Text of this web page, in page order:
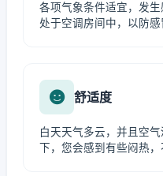
各项气象条件适宜，发
处于空调房间中，以防感
舒适度
白天天气多云，并且空
下，您会感到有些闷热，